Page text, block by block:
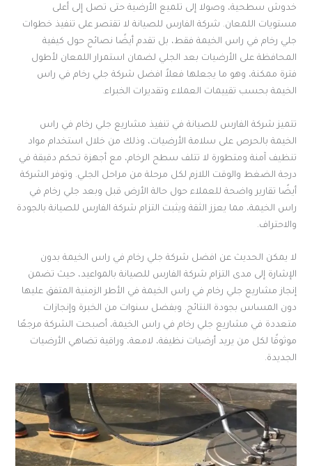
خدوش سطحية، وصولا إلى تلميع الأرضية حتى تصل إلى أعلى
مستويات اللمعان. شركة الفارس للصيانة لا تقتصر على تنفيذ خطوات
جلي رخام في راس الخيمة فقط، بل تقدم أيضًا نصائح حول كيفية
المحافظة على الأرضيات بعد الجلي لضمان استمرار اللمعان لأطول
فترة ممكنة، وهو ما يجعلها فعلاً افضل شركة جلي رخام في راس
الخيمة بحسب تقييمات العملاء وتقديرات الخبراء.
تتميز شركة الفارس للصيانة في تنفيذ مشاريع جلي رخام في راس
الخيمة بالحرص على سلامة الأرضيات، وذلك من خلال استخدام مواد
تنظيف آمنة ومتطورة لا تتلف سطح الرخام، مع أجهزة تحكم دقيقة في
درجة الضغط والوقت اللازم لكل مرحلة من مراحل الجلي. وتوفر الشركة
أيضًا تقارير واضحة للعملاء حول حالة الأرض قبل وبعد جلي رخام في
راس الخيمة، مما يعزز الثقة ويثبت التزام شركة الفارس للصيانة بالجودة
والاحتراف.
لا يمكن الحديث عن افضل شركة جلي رخام في راس الخيمة بدون
الإشارة إلى مدى التزام شركة الفارس للصيانة بالمواعيد، حيث تضمن
إنجاز مشاريع جلي رخام في راس الخيمة في الأطر الزمنية المتفق عليها
دون المساس بجودة النتائج. وبفضل سنوات من الخبرة وإنجازات
متعددة في مشاريع جلي رخام في راس الخيمة، أصبحت الشركة مرجعًا
موثوقًا لكل من يريد أرضيات نظيفة، لامعة، وراقية تضاهي الأرضيات
الجديدة.